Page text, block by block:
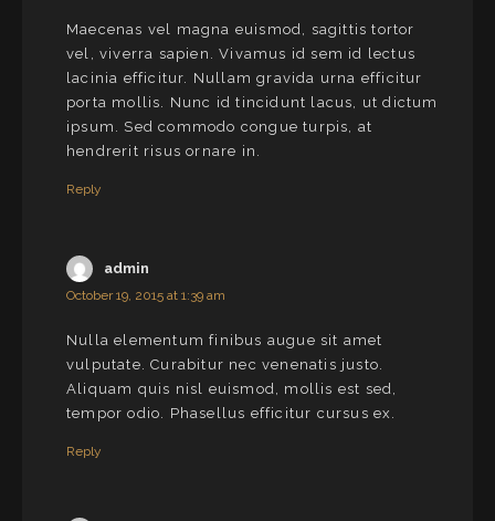
Maecenas vel magna euismod, sagittis tortor
vel, viverra sapien. Vivamus id sem id lectus
lacinia efficitur. Nullam gravida urna efficitur
porta mollis. Nunc id tincidunt lacus, ut dictum
ipsum. Sed commodo congue turpis, at
hendrerit risus ornare in.
Reply
admin
October 19, 2015 at 1:39 am
Nulla elementum finibus augue sit amet
vulputate. Curabitur nec venenatis justo.
Aliquam quis nisl euismod, mollis est sed,
tempor odio. Phasellus efficitur cursus ex.
Reply